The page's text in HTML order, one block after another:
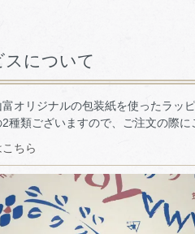
スについて
オリジナルの包装紙を使ったラッ
種類ございますので、ご注文の際に
ちら